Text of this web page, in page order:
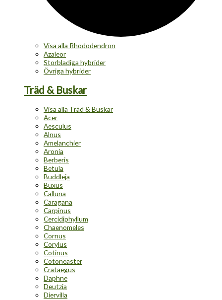
Visa alla Rhododendron
Azaleor
Storbladiga hybrider
Övriga hybrider
Träd & Buskar
Visa alla Träd & Buskar
Acer
Aesculus
Alnus
Amelanchier
Aronia
Berberis
Betula
Buddleja
Buxus
Calluna
Caragana
Carpinus
Cercidiphyllum
Chaenomeles
Cornus
Corylus
Cotinus
Cotoneaster
Crataegus
Daphne
Deutzia
Diervilla